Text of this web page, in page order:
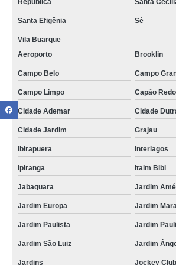
República Santa
Santa Efigênia Sé
Vila Buarque
Aeroporto
Brooklin
Campo Belo Campo
Campo Limpo Capão
Cidade Ademar Cidade
Cidade Jardim Grajau
Ibirapuera Interlagos
Ipiranga Itaim Bibi
Jabaquara Jardim
Jardim Europa Jardim
Jardim Paulista Jardim
Jardim São Luiz Jardim
Jardins Jockey Club